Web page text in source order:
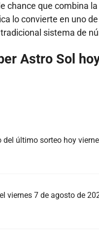
chance que combina
lo convierte en uno
sistema de
Astro Sol
del último sorteo hoy
viernes 7 de agosto de